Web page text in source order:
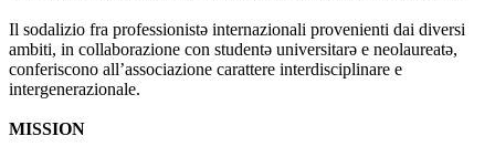
Il sodalizio fra professionistə internazionali provenienti dai diversi
ambiti, in collaborazione con studentə universitarə e neolaureatə,
conferiscono all’associazione carattere interdisciplinare e
intergenerazionale.
MISSION